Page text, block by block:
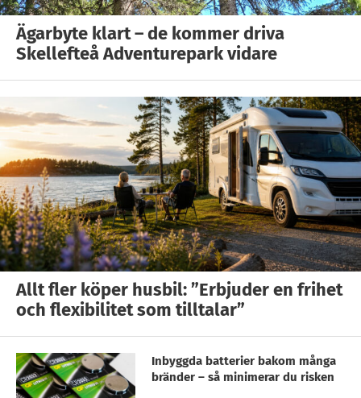
Ägarbyte klart – de kommer driva
Skellefteå Adventurepark vidare
Allt fler köper husbil: ”Erbjuder en frihet
och flexibilitet som tilltalar”
Inbyggda batterier bakom många
bränder – så minimerar du risken